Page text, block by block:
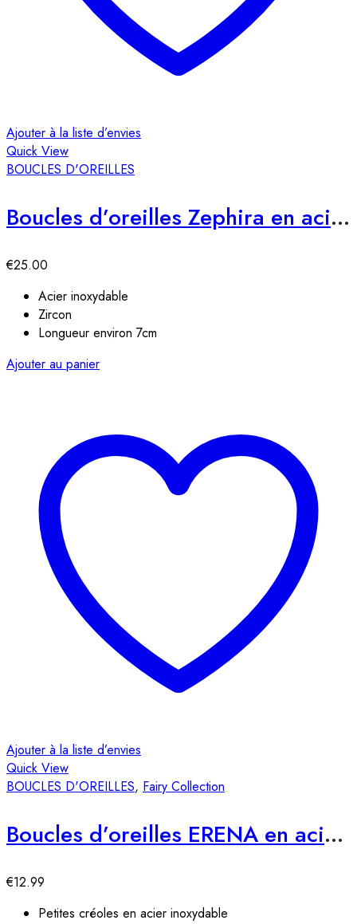
Ajouter à la liste d’envies
Quick View
BOUCLES D'OREILLES
Boucles d’oreilles Zephira en acier inoxydable
€25.00
Acier inoxydable
Zircon
Longueur environ 7cm
Ajouter au panier
Ajouter à la liste d’envies
Quick View
BOUCLES D'OREILLES, Fairy Collection
Boucles d’oreilles ERENA en acier inoxydable
€12.99
Petites créoles en acier inoxydable